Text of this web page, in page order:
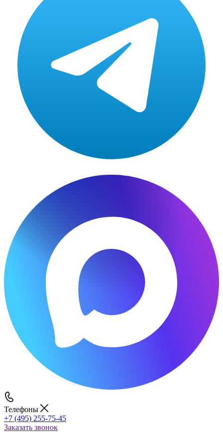
Телефоны
+7 (495) 255-75-45
Заказать звонок